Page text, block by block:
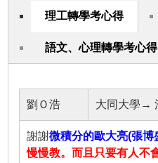
理工轉學考心得
語文、心理轉學考心得
劉Ｏ浩 大同大學→
謝謝微積分的歐大亮(張博
慢慢教。而且只要有人不